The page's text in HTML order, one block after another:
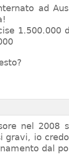
ad
1.500.000
nel 2008
gravi, io
dal